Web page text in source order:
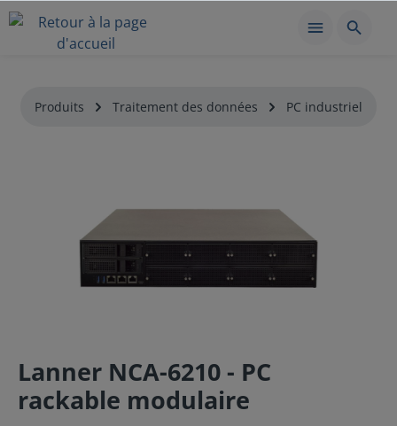
Produits Traitement des données PC industriel
Lanner NCA-6210 - PC
rackable modulaire